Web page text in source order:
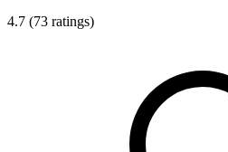
4.7 (73 ratings)